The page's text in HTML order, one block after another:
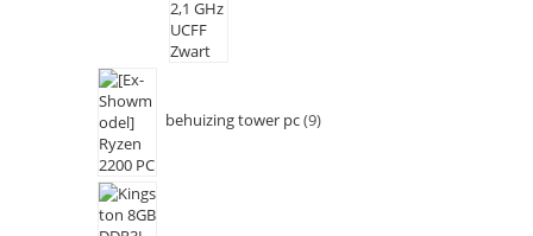
behuizing tower pc 9